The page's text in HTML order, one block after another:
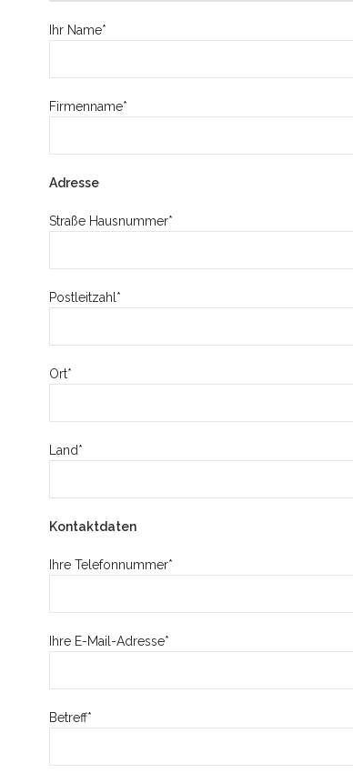
Ihr Name*
Firmenname*
Adresse
Straße Hausnummer*
Postleitzahl*
Ort*
Land*
Kontaktdaten
Ihre Telefonnummer*
Ihre E-Mail-Adresse*
Betreff*